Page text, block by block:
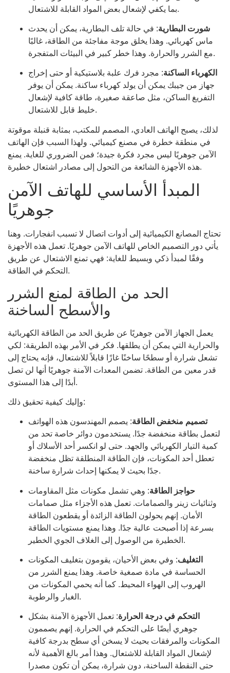
بما يكفي لإشعال بعض المواد القابلة للاشتعال.
شورت البطارية: في حالة تلف البطارية، يمكن أن يحدث
ماس كهربائي. وهذا يخلق موجة مفاجئة من الطاقة، غالبًا
مع الشرر والحرارة. وهذا خطر كبير في البيئات المتفجرة.
الكهرباء الساكنة: مجرد فرك علبة بلاستيكية أو حتى إخراج
جهاز من جيبك يمكن أن يولد كهرباء ساكنة. يمكن أن يوفر
التفريغ الساكن، مثل صاعقة صغيرة، طاقة كافية لإشعال
خليط قابل للاشتعال.
لذلك، يصبح الهاتف العادي، المصمم للمكتب، بمثابة قنبلة موقوتة
في منطقة خطرة في مصنع كيميائي. ولهذا السبب فإن الهاتف
الآمن جوهريًا ليس مجرد فكرة جيدة؛ فمن الضروري للغاية. يمنع
هذه الأجهزة الشائعة من التحول إلى مصادر اشتعال خطيرة.
المبدأ الأساسي للهاتف الآمن
جوهريًا
تحتاج المصانع الكيميائية إلى أدوات اتصال لا تسبب انفجارات. وهنا
يأتي دور التصميم الخاص للهاتف الآمن جوهريًا. تعمل هذه الأجهزة
وفقًا لمبدأ ذكي وبسيط للغاية: فهي تمنع الاشتعال عن طريق
التحكم في الطاقة.
الحد من الطاقة لمنع الشرر
والأسطح الساخنة
يعمل الجهاز الآمن جوهريًا عن طريق الحد من الطاقة الكهربائية
والحرارية التي يمكن أن يطلقها. فكر في الأمر بهذه الطريقة: لكي
تشعل شرارة أو سطحًا ساخنًا غازًا قابلاً للاشتعال، فإنه يحتاج إلى
قدر معين من الطاقة. تضمن المعدات الآمنة جوهريًا أنها لن تصل
أبدًا إلى هذا المستوى.
وإليك كيفية تحقيق ذلك:
تصميم منخفض الطاقة: يصمم المهندسون هذه الهواتف
لتعمل بطاقة منخفضة جدًا. يستخدمون دوائر خاصة تحد من
كمية التيار الكهربائي والجهد. حتى لو انكسر أحد الأسلاك أو
تعطل أحد المكونات، فإن الطاقة المنطلقة تظل منخفضة
جدًا بحيث لا يمكنها إحداث شرارة ساخنة.
حواجز الطاقة: وهي تشمل مكونات مثل المقاومات
وثنائيات زينر والصمامات. تعمل هذه الأجزاء مثل صمامات
الأمان. إنهم يحولون الطاقة الزائدة أو يقطعون الطاقة
بسرعة إذا أصبحت عالية جدًا. وهذا يمنع مستويات الطاقة
الخطيرة من الوصول إلى الغلاف الجوي الخطير.
التغليف: وفي بعض الأحيان، يقومون بتغليف المكونات
الحساسة في مادة صمغية خاصة. وهذا يمنع الشرر من
الهروب إلى الهواء المحيط. كما أنه يحمي المكونات من
الغبار والرطوبة.
التحكم في درجة الحرارة: تعمل الأجهزة الآمنة بشكل
جوهري أيضًا على التحكم في الحرارة. إنهم يصممون
المكونات والمرفقات بحيث لا يسخن أي سطح بدرجة كافية
لإشعال المواد القابلة للاشتعال. وهذا أمر بالغ الأهمية لأنه
حتى النقطة الساخنة، دون شرارة، يمكن أن تكون مصدرا